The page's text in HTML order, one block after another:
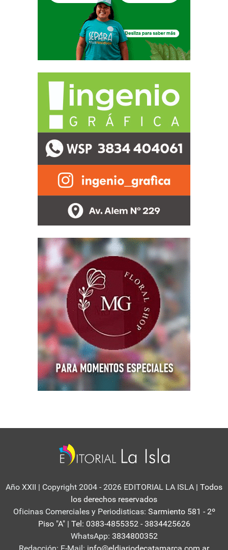
Año XXII | Copyright 2004 - 2026 EDITORIAL LA ISLA | Todos
los derechos reservados
Oficinas Comerciales y Periodisticas: Sarmiento 581 - 2º
Piso "A" | Tel: 0383-4855352 - 3834425626
WhatsApp: 3834800352